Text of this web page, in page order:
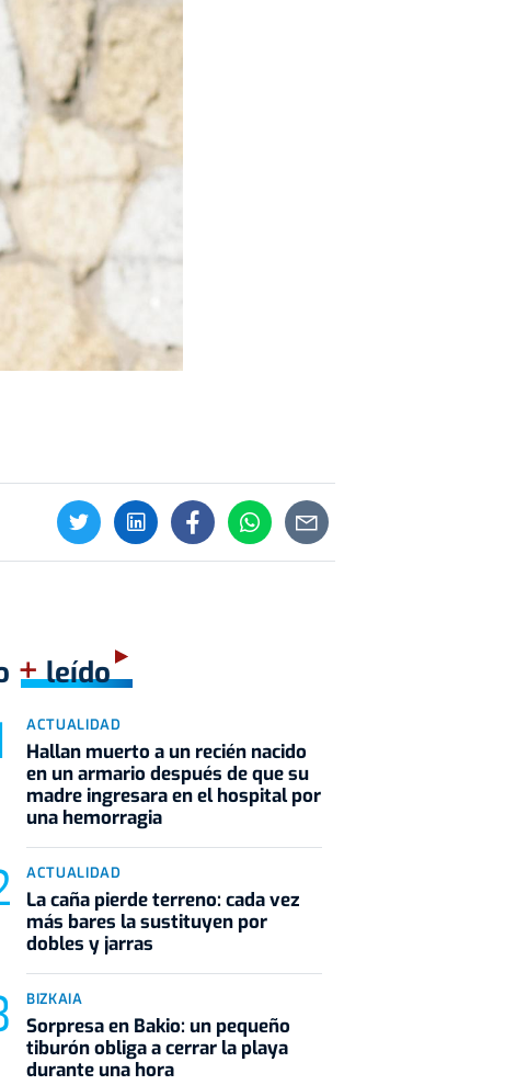
+leído
ACTUALIDAD
Hallan muerto a un recién nacido
en un armario después de que su
madre ingresara en el hospital por
una hemorragia
ACTUALIDAD
La caña pierde terreno: cada vez
más bares la sustituyen por
dobles y jarras
BIZKAIA
Sorpresa en Bakio: un pequeño
tiburón obliga a cerrar la playa
durante una hora